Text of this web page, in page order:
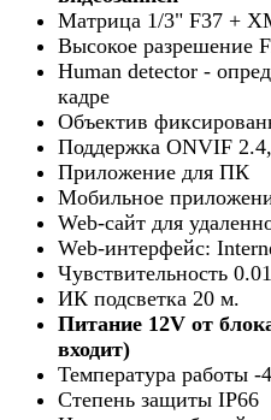
Матрица 1/3" F37 +
Высокое разрешение
Human detector -
кадре
Объектив
Поддержка ONVIF
Приложение для ПК
Мобильное
Web-сайт для
Web-интерфейс:
Чувствительность
ИК подсветка 20 м.
Питание 12V от
входит)
Температура работы -
Cтепень защиты IP66